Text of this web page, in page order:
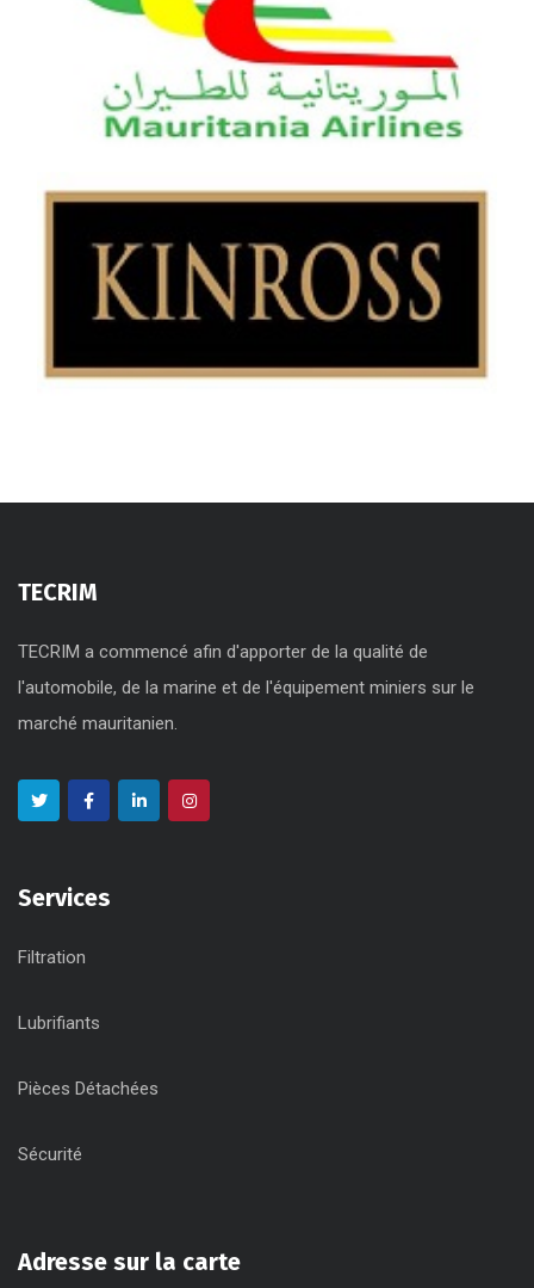
TECRIM
TECRIM a commencé afin d'apporter de la qualité de
l'automobile, de la marine et de l'équipement miniers sur le
marché mauritanien.
Services
Filtration
Lubrifiants
Pièces Détachées
Sécurité
Adresse sur la carte